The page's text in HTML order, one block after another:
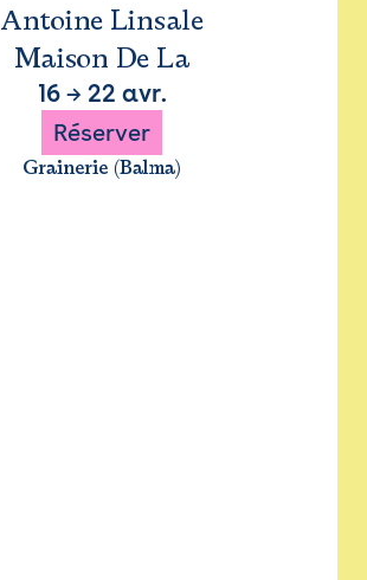
Antoine Linsale
Maison De La
16→ 22 avr.
Réserver
Grainerie (Balma)